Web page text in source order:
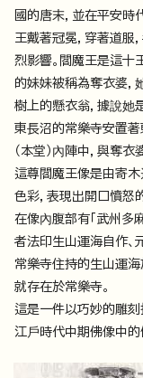
國的唐末，並在平安時
王戴著冠冕，穿著道服
烈影響。閻魔王是這十
的妹妹被稱為奪衣婆，
樹上的懸衣翁，據說她
東長沼的常樂寺安置著
（本堂）內陣中，與奪
這尊閻魔王像是由寄
色彩，表現出開口憤怒
在像內腹部有「武州多
者法印生山運海自作、
常樂寺住持的生山運
就存在於常樂寺。
這是一件以巧妙的雕
江戶時代中期佛像中的